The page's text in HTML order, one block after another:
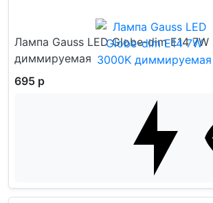
Лампа Gauss LED Globe-dim E14 7W
диммируемая
695 р